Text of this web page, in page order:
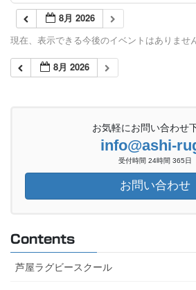
8月 2026
現在、表示できる今後のイベントはありません
8月 2026
お気軽にお問い合わせ
info@ashi-
受付時間 24時間 365日
お問い合わせ
Contents
芦屋ラグビースクール